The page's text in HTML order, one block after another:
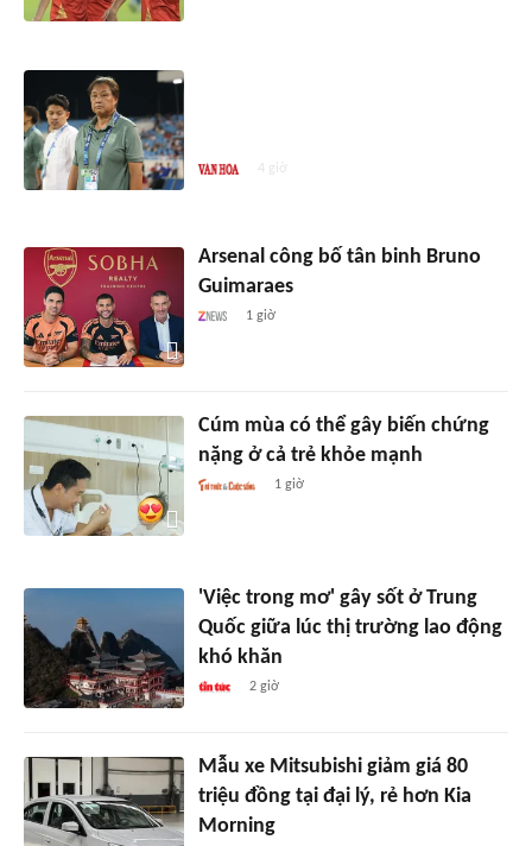
4 giờ
Arsenal công bố tân binh Bruno
Guimaraes
1 giờ
Cúm mùa có thể gây biến chứng
nặng ở cả trẻ khỏe mạnh
1 giờ
'Việc trong mơ' gây sốt ở Trung
Quốc giữa lúc thị trường lao động
khó khăn
2 giờ
Mẫu xe Mitsubishi giảm giá 80
triệu đồng tại đại lý, rẻ hơn Kia
Morning